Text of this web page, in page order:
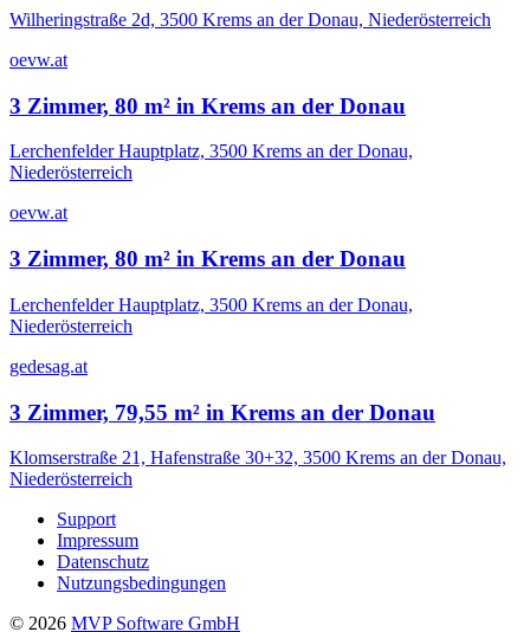
Wilheringstraße 2d, 3500 Krems an der Donau, Niederösterreich
oevw.at
3 Zimmer, 80 m² in Krems an der Donau
Lerchenfelder Hauptplatz, 3500 Krems an der Donau,
Niederösterreich
oevw.at
3 Zimmer, 80 m² in Krems an der Donau
Lerchenfelder Hauptplatz, 3500 Krems an der Donau,
Niederösterreich
gedesag.at
3 Zimmer, 79,55 m² in Krems an der Donau
Klomserstraße 21, Hafenstraße 30+32, 3500 Krems an der Donau,
Niederösterreich
Support
Impressum
Datenschutz
Nutzungsbedingungen
© 2026 MVP Software GmbH